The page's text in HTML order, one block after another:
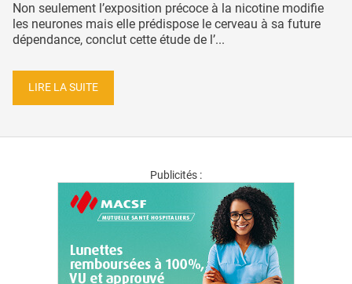
Non seulement l’exposition précoce à la nicotine modifie
les neurones mais elle prédispose le cerveau à sa future
dépendance, conclut cette étude de l’...
LIRE LA SUITE
Publicités :